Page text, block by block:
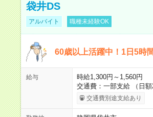
袋井DS
アルバイト 職種未経験OK
60歳以上活躍中！1日5時
給与
時給1,300円～1,560円
交通費：一部支給 （日
交通費別途支給あり